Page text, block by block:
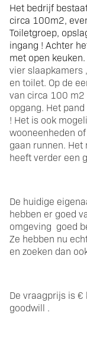
Het bedrijf
circa 100m2,
Toiletgroep,
ingang ! Achter
met open
vier slaapkamers
en toilet. Op de
van circa 100 m2
opgang. Het
! Het is ook
wooneenheden
gaan runnen.
heeft verder een
De huidige
hebben er goed
omgeving goed
Ze hebben nu
en zoeken dan
De vraagprijs is
goodwill .